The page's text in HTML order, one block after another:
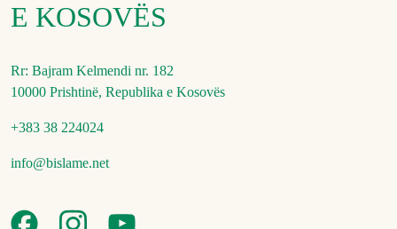
E KOSOVËS
Rr: Bajram Kelmendi nr. 182
10000 Prishtinë, Republika e Kosovës
+383 38 224024
info@bislame.net